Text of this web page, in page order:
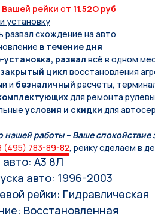
рейки от 11.52O руб
установку
развал схождение на авто
в течение дня
развал всё в одном
закрытый цикл восстановления
и безналичный расчеты,
для ремонта
условия и скидки для
нашей работы – Ваше спокойствие
(495) 783-89-82, рейку сделаем в
А3 8Л
авто: 1996-2003
рейки: Гидравлическая
Восстановленная